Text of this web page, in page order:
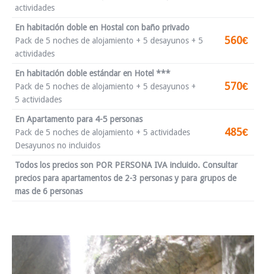
actividades
En habitación doble en Hostal con baño privado
Pack de 5 noches de alojamiento + 5 desayunos + 5
actividades
560€
En habitación doble estándar en Hotel ***
Pack de 5 noches de alojamiento + 5 desayunos +
5 actividades
570€
En Apartamento para 4-5 personas
Pack de 5 noches de alojamiento + 5 actividades
Desayunos no incluidos
485€
Todos los precios son POR PERSONA IVA incluido. Consultar
precios para apartamentos de 2-3 personas y para grupos de
mas de 6 personas